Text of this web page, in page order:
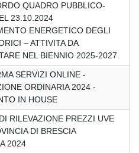
QUADRO PUBBLICO-
23.10.2024
ENERGETICO DEGLI
– ATTIVITA DA
NEL BIENNIO 2025-2027.
SERVIZI ONLINE -
ORDINARIA 2024 -
IN HOUSE
RILEVAZIONE PREZZI UVE
DI BRESCIA
2024